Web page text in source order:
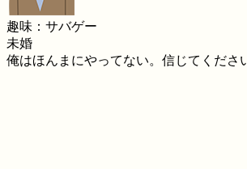
趣味：サバゲー
未婚
俺はほんまにやってない。信じてくださ